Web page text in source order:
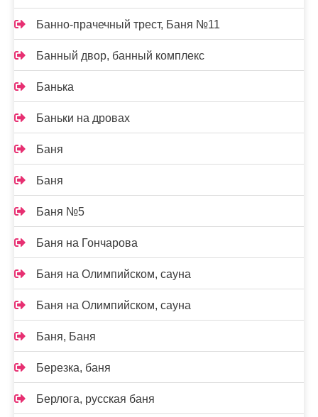
Банно-прачечный трест, Баня №11
Банный двор, банный комплекс
Банька
Баньки на дровах
Баня
Баня
Баня №5
Баня на Гончарова
Баня на Олимпийском, сауна
Баня на Олимпийском, сауна
Баня, Баня
Березка, баня
Берлога, русская баня